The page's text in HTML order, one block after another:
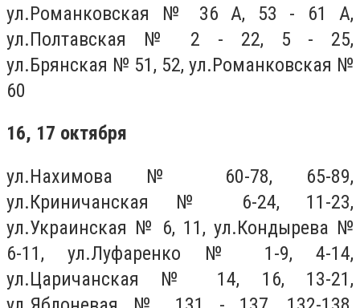
ул.Романковская № 36 А, 53 - 61 А,
ул.Полтавская № 2 - 22, 5 - 25,
ул.Брянская № 51, 52, ул.Романковская №
60
16, 17 октября
ул.Нахимова № 60-78, 65-89,
ул.Криничанская № 6-24, 11-23,
ул.Украинская № 6, 11, ул.Кондырева №
6-11, ул.Луфаренко № 1-9, 4-14,
ул.Царичанская № 14, 16, 13-21,